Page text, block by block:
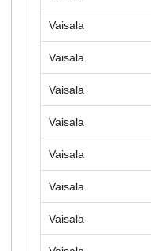
Vaisala
Vaisala
Vaisala
Vaisala
Vaisala
Vaisala
Vaisala